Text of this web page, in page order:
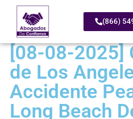
(866)
[08-08-2025]
de Los
Accidente
Long Beach